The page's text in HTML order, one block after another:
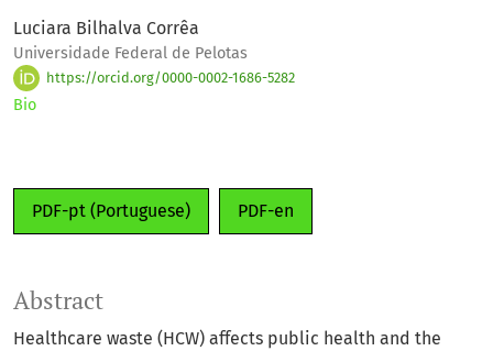
Luciara Bilhalva Corrêa
Universidade Federal de Pelotas
https://orcid.org/0000-0002-1686-5282
Bio
PDF-pt (Portuguese) PDF-en
Abstract
Healthcare waste (HCW) affects public health and the